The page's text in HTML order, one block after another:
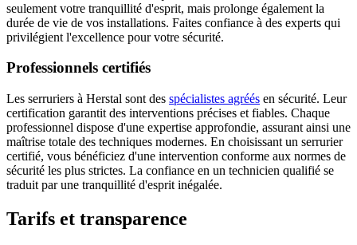
seulement votre tranquillité d'esprit, mais prolonge également la
durée de vie de vos installations. Faites confiance à des experts qui
privilégient l'excellence pour votre sécurité.
Professionnels certifiés
Les serruriers à Herstal sont des spécialistes agréés en sécurité. Leur
certification garantit des interventions précises et fiables. Chaque
professionnel dispose d'une expertise approfondie, assurant ainsi une
maîtrise totale des techniques modernes. En choisissant un serrurier
certifié, vous bénéficiez d'une intervention conforme aux normes de
sécurité les plus strictes. La confiance en un technicien qualifié se
traduit par une tranquillité d'esprit inégalée.
Tarifs et transparence